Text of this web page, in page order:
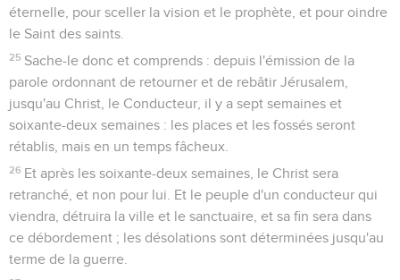
éternelle, pour sceller la vision et le prophète, et pour oindre
le Saint des saints.
25 Sache-le donc et comprends : depuis l'émission de la
parole ordonnant de retourner et de rebâtir Jérusalem,
jusqu'au Christ, le Conducteur, il y a sept semaines et
soixante-deux semaines : les places et les fossés seront
rétablis, mais en un temps fâcheux.
26 Et après les soixante-deux semaines, le Christ sera
retranché, et non pour lui. Et le peuple d'un conducteur qui
viendra, détruira la ville et le sanctuaire, et sa fin sera dans
ce débordement ; les désolations sont déterminées jusqu'au
terme de la guerre.